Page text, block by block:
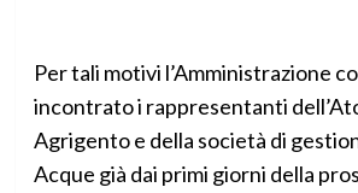
Per tali motivi l’Amministrazione
incontrato i rappresentanti
Agrigento e della società di
Acque già dai primi giorni della